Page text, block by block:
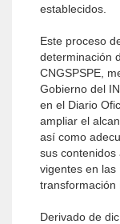
establecidos.
Este proceso
determinación
CNGSPSPE,
Gobierno del
en el Diario
ampliar el
así como
sus contenidos
vigentes en las
transformación
Derivado de